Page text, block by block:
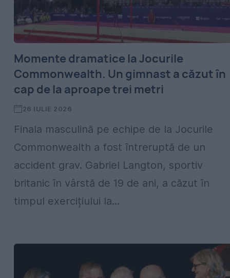
Momente dramatice la Jocurile
Commonwealth. Un gimnast a căzut în
cap de la aproape trei metri
26 IULIE 2026
Finala masculină pe echipe de la Jocurile
Commonwealth a fost întreruptă de un
accident grav. Gabriel Langton, sportiv
britanic în vârstă de 19 de ani, a căzut în
timpul exercițiului la...